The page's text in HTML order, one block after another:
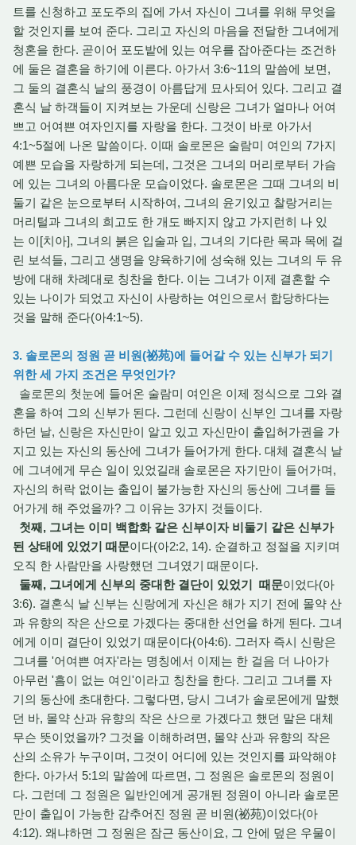
트를 신청하고 포도주의 집에 가서 자신이 그녀를 위해 무엇을
할 것인지를 보여 준다. 그리고 자신의 마음을 전달한 그녀에게
청혼을 한다. 곧이어 포도밭에 있는 여우를 잡아준다는 조건하
에 둘은 결혼을 하기에 이른다. 아가서 3:6~11의 말씀에 보면,
그 둘의 결혼식 날의 풍경이 아름답게 묘사되어 있다. 그리고 결
혼식 날 하객들이 지켜보는 가운데 신랑은 그녀가 얼마나 어여
쁘고 어여쁜 여자인지를 자랑을 한다. 그것이 바로 아가서
4:1~5절에 나온 말씀이다. 이때 솔로몬은 술람미 여인의 7가지
예쁜 모습을 자랑하게 되는데, 그것은 그녀의 머리로부터 가슴
에 있는 그녀의 아름다운 모습이었다. 솔로몬은 그때 그녀의 비
둘기 같은 눈으로부터 시작하여, 그녀의 윤기있고 찰랑거리는
머리털과 그녀의 희고도 한 개도 빠지지 않고 가지런히 나 있
는 이[치아], 그녀의 붉은 입술과 입, 그녀의 기다란 목과 목에 걸
린 보석들, 그리고 생명을 양육하기에 성숙해 있는 그녀의 두 유
방에 대해 차례대로 칭찬을 한다. 이는 그녀가 이제 결혼할 수
있는 나이가 되었고 자신이 사랑하는 여인으로서 합당하다는
것을 말해 준다(아4:1~5).
3. 솔로몬의 정원 곧 비원(祕苑)에 들어갈 수 있는 신부가 되기
위한 세 가지 조건은 무엇인가?
솔로몬의 첫눈에 들어온 술람미 여인은 이제 정식으로 그와 결
혼을 하여 그의 신부가 된다. 그런데 신랑이 신부인 그녀를 자랑
하던 날, 신랑은 자신만이 알고 있고 자신만이 출입허가권을 가
지고 있는 자신의 동산에 그녀가 들어가게 한다. 대체 결혼식 날
에 그녀에게 무슨 일이 있었길래 솔로몬은 자기만이 들어가며,
자신의 허락 없이는 출입이 불가능한 자신의 동산에 그녀를 들
어가게 해 주었을까? 그 이유는 3가지 것들이다.
첫째, 그녀는 이미 백합화 같은 신부이자 비둘기 같은 신부가
된 상태에 있었기 때문이다(아2:2, 14). 순결하고 정절을 지키며
오직 한 사람만을 사랑했던 그녀였기 때문이다.
둘째, 그녀에게 신부의 중대한 결단이 있었기 때문이었다(아
3:6). 결혼식 날 신부는 신랑에게 자신은 해가 지기 전에 몰약 산
과 유향의 작은 산으로 가겠다는 중대한 선언을 하게 된다. 그녀
에게 이미 결단이 있었기 때문이다(아4:6). 그러자 즉시 신랑은
그녀를 '어여쁜 여자'라는 명칭에서 이제는 한 걸음 더 나아가
아무런 '흠이 없는 여인'이라고 칭찬을 한다. 그리고 그녀를 자
기의 동산에 초대한다. 그렇다면, 당시 그녀가 솔로몬에게 말했
던 바, 몰약 산과 유향의 작은 산으로 가겠다고 했던 말은 대체
무슨 뜻이었을까? 그것을 이해하려면, 몰약 산과 유향의 작은
산의 소유가 누구이며, 그것이 어디에 있는 것인지를 파악해야
한다. 아가서 5:1의 말씀에 따르면, 그 정원은 솔로몬의 정원이
다. 그런데 그 정원은 일반인에게 공개된 정원이 아니라 솔로몬
만이 출입이 가능한 감추어진 정원 곧 비원(祕苑)이었다(아
4:12). 왜냐하면 그 정원은 잠근 동산이요, 그 안에 덮은 우물이